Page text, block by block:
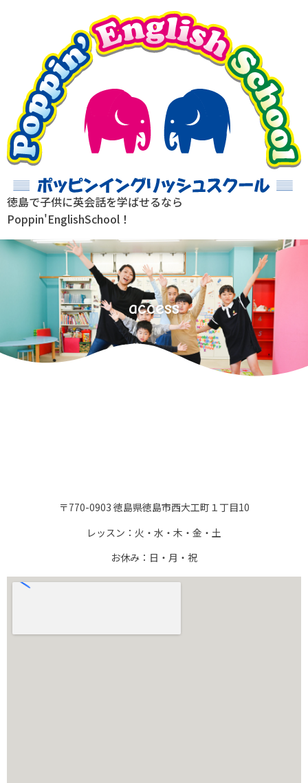
徳島で子供に英会話を学ばせるなら
Poppin'EnglishSchool！
access
〒770-0903 徳島県徳島市西大工町１丁目10
レッスン：火・水・木・金・土
お休み：日・月・祝